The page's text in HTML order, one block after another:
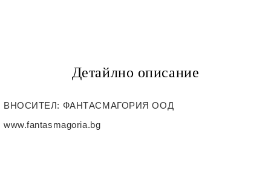
Детайлно описание
ВНОСИТЕЛ: ФАНТАСМАГОРИЯ ООД
www.fantasmagoria.bg